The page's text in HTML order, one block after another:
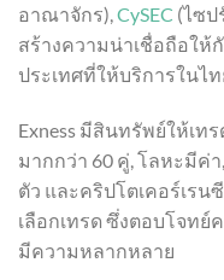
อาณาจักร), CySEC (ไซป
สร้างความน่าเชื่อถือให้
ประเทศที่ให้บริการในไท
Exness มีสินทรัพย์ให้เท
มากกว่า 60 คู่, โลหะมี
ตัว และคริปโตเคอร์เร
เลือกเทรด ซึ่งตอบโจท
มีความหลากหลาย